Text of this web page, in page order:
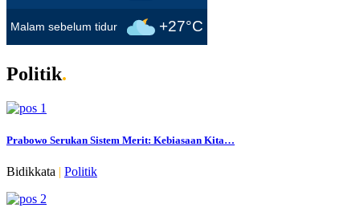
Malam sebelum tidur +27°C
Politik.
Prabowo Serukan Sistem Merit: Kebiasaan Kita…
Bidikkata | Politik